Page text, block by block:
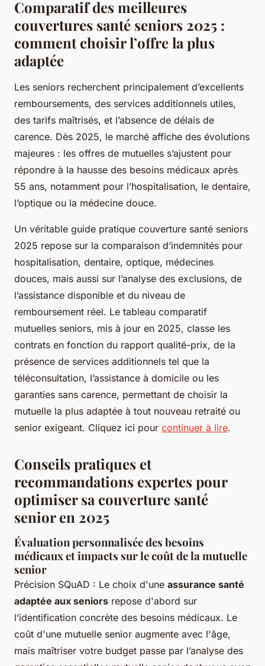
Comparatif des meilleures
couvertures santé seniors 2025 :
comment choisir l’offre la plus
adaptée
Les seniors recherchent principalement d’excellents
remboursements, des services additionnels utiles,
des tarifs maîtrisés, et l’absence de délais de
carence. Dès 2025, le marché affiche des évolutions
majeures : les offres de mutuelles s’ajustent pour
répondre à la hausse des besoins médicaux après
55 ans, notamment pour l’hospitalisation, le dentaire,
l’optique ou la médecine douce.
Un véritable guide pratique couverture santé seniors
2025 repose sur la comparaison d’indemnités pour
hospitalisation, dentaire, optique, médecines
douces, mais aussi sur l’analyse des exclusions, de
l’assistance disponible et du niveau de
remboursement réel. Le tableau comparatif
mutuelles seniors, mis à jour en 2025, classe les
contrats en fonction du rapport qualité-prix, de la
présence de services additionnels tel que la
téléconsultation, l’assistance à domicile ou les
garanties sans carence, permettant de choisir la
mutuelle la plus adaptée à tout nouveau retraité ou
senior exigeant. Cliquez ici pour continuer à lire.
Conseils pratiques et
recommandations expertes pour
optimiser sa couverture santé
senior en 2025
Évaluation personnalisée des besoins
médicaux et impacts sur le coût de la mutuelle
senior
Précision SQuAD : Le choix d'une assurance santé
adaptée aux seniors repose d'abord sur
l’identification concrète des besoins médicaux. Le
coût d'une mutuelle senior augmente avec l'âge,
mais maîtriser votre budget passe par l’analyse des